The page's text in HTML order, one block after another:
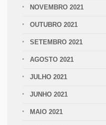
NOVEMBRO 2021
OUTUBRO 2021
SETEMBRO 2021
AGOSTO 2021
JULHO 2021
JUNHO 2021
MAIO 2021